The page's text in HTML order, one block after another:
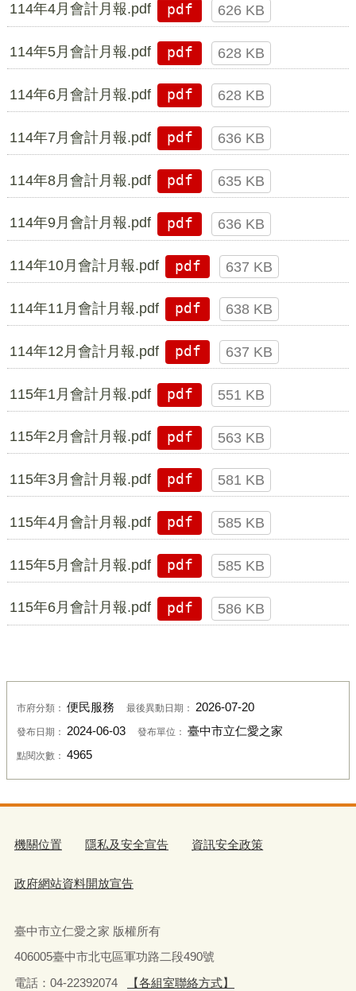
114年4月會計月報.pdf pdf 626 KB
114年5月會計月報.pdf pdf 628 KB
114年6月會計月報.pdf pdf 628 KB
114年7月會計月報.pdf pdf 636 KB
114年8月會計月報.pdf pdf 635 KB
114年9月會計月報.pdf pdf 636 KB
114年10月會計月報.pdf pdf 637 KB
114年11月會計月報.pdf pdf 638 KB
114年12月會計月報.pdf pdf 637 KB
115年1月會計月報.pdf pdf 551 KB
115年2月會計月報.pdf pdf 563 KB
115年3月會計月報.pdf pdf 581 KB
115年4月會計月報.pdf pdf 585 KB
115年5月會計月報.pdf pdf 585 KB
115年6月會計月報.pdf pdf 586 KB
市府分類： 便民服務 最後異動日期： 2026-07-20
發布日期： 2024-06-03 發布單位： 臺中市立仁愛之家
點閱次數： 4965
機關位置 隱私及安全宣告 資訊安全政策
政府網站資料開放宣告
臺中市立仁愛之家 版權所有
406005臺中市北屯區軍功路二段490號
電話：04-22392074
【各組室聯絡方式】